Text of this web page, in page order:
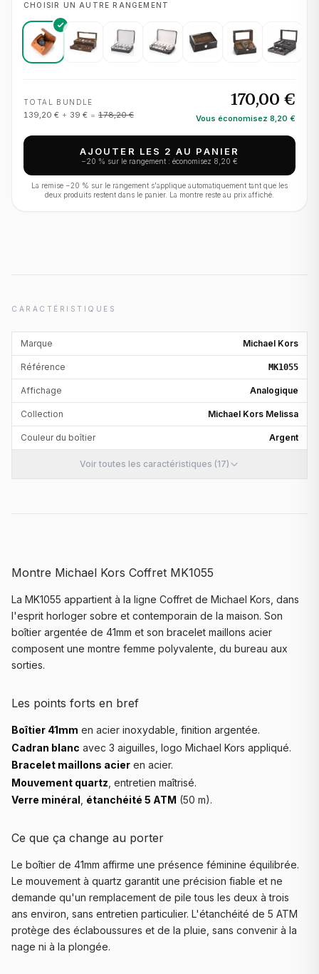
CHOISIR UN AUTRE RANGEMENT
TOTAL BUNDLE
139,20 € + 39 € = 178,20 €
170,00 €
Vous économisez 8,20 €
AJOUTER LES 2 AU PANIER
−20 % sur le rangement : économisez 8,20 €
La remise −20 % sur le rangement s'applique automatiquement tant que les
deux produits restent dans le panier. La montre reste au prix affiché.
CARACTÉRISTIQUES
Marque Michael Kors
Référence MK1055
Affichage Analogique
Collection Michael Kors Melissa
Couleur du boîtier Argent
Voir toutes les caractéristiques (17)
Montre Michael Kors Coffret MK1055
La MK1055 appartient à la ligne Coffret de Michael Kors, dans
l'esprit horloger sobre et contemporain de la maison. Son
boîtier argentée de 41mm et son bracelet maillons acier
composent une montre femme polyvalente, du bureau aux
sorties.
Les points forts en bref
Boîtier 41mm en acier inoxydable, finition argentée.
Cadran blanc avec 3 aiguilles, logo Michael Kors appliqué.
Bracelet maillons acier en acier.
Mouvement quartz , entretien maîtrisé.
Verre minéral étanchéité 5 ATM (50 m).
Ce que ça change au porter
Le boîtier de 41mm affirme une présence féminine équilibrée.
Le mouvement à quartz garantit une précision fiable et ne
demande qu'un remplacement de pile tous les deux à trois
ans environ, sans entretien particulier. L'étanchéité de 5 ATM
protège des éclaboussures et de la pluie, sans convenir à la
nage ni à la plongée.